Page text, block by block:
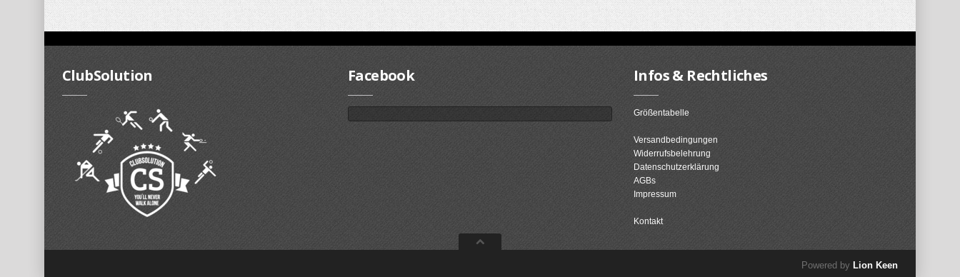
ClubSolution Facebook Infos & Rechtliches
Größentabelle
Versandbedingungen
Widerrufsbelehrung
Datenschutzerklärung
AGBs
Impressum
Kontakt
Powered by Lion Keen